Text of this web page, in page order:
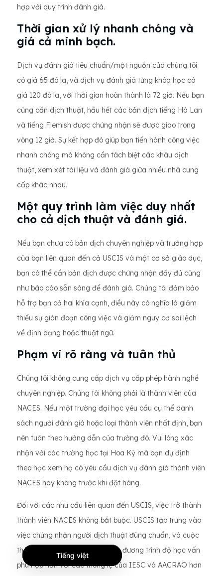
hợp với quy trình đánh giá.
Thời gian xử lý nhanh chóng và
giá cả minh bạch.
Dịch vụ đánh giá tiêu chuẩn/một nguồn của chúng tôi
có giá 65 đô la, và dịch vụ đánh giá từng khóa học có
giá 120 đô la, với thời gian hoàn thành là 72 giờ. Nếu bạn
cũng cần dịch thuật, hầu hết các bản dịch tiếng Hà Lan
và tiếng Flemish được chứng nhận sẽ được giao trong
vòng 12 giờ. Sự kết hợp đó giúp bạn tiến hành công việc
nhanh chóng mà không cần tách biệt các khâu dịch
thuật, xem xét tài liệu và đánh giá giữa nhiều nhà cung
cấp khác nhau.
Một quy trình làm việc duy nhất
cho cả dịch thuật và đánh giá.
Nếu bạn chưa có bản dịch chuyên nghiệp và trường hợp
của bạn liên quan đến cả USCIS và một cơ sở giáo dục,
bạn có thể cần bản dịch được chứng nhận đầy đủ cũng
như báo cáo sẵn sàng để đánh giá. Chúng tôi đảm bảo
hỗ trợ bạn cả hai khía cạnh, điều này có nghĩa là giảm
thiểu sự gián đoạn công việc và giảm nguy cơ sai lệch
về định dạng hoặc thuật ngữ.
Phạm vi rõ ràng và tuân thủ
Chúng tôi không cung cấp dịch vụ cấp phép hành nghề
chuyên nghiệp. Chúng tôi không phải là thành viên của
NACES. Nếu một trường đại học yêu cầu cụ thể danh
sách người đánh giá hoặc loại thành viên nhất định, bạn
nên tuân theo hướng dẫn của trường đó. Vui lòng xác
nhận với các trường học tại Hoa Kỳ mà bạn dự định
theo học xem họ có yêu cầu dịch vụ đánh giá thành viên
NACES hay không trước khi đặt hàng.
Đối với các nhu cầu liên quan đến USCIS, việc trở thành
thành viên NACES không bắt buộc. USCIS tập trung vào
việc chứng nhận người dịch thuật đúng chuẩn, và cuộc
thảo luận rộng hơn về sự tương đương trình độ học vấn
phù hợp hơn với các thông lệ của IESC và AACRAO hơn
Tiếng việt